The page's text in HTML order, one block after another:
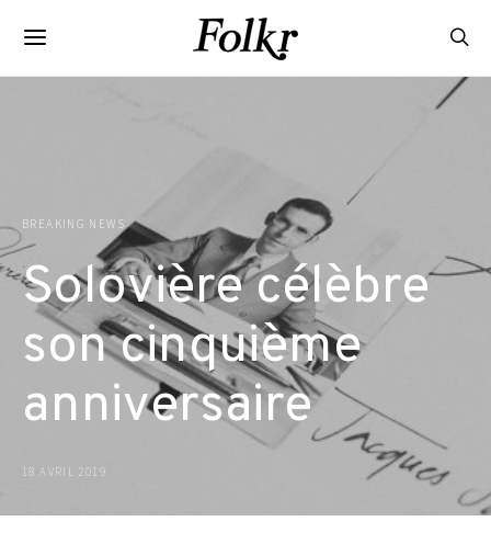
BREAKING NEWS
Solovière célèbre
son cinquième
anniversaire
18 AVRIL 2019